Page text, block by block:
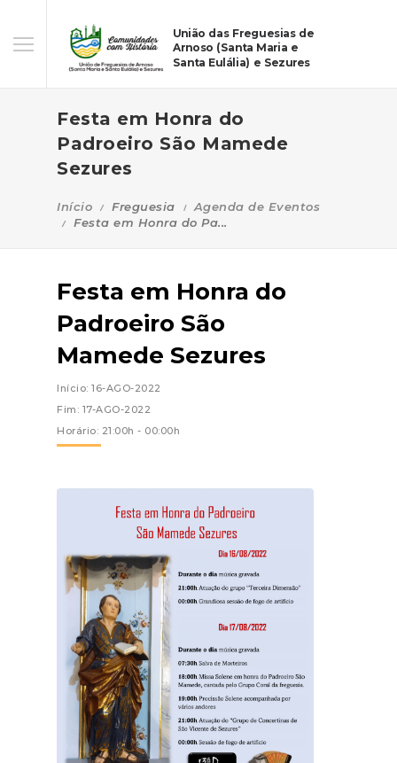
União das Freguesias de
Arnoso (Santa Maria e
Santa Eulália) e Sezures
Festa em Honra do
Padroeiro São Mamede
Sezures
Início Freguesia
Agenda de Eventos
Festa em Honra do Pa...
Festa em Honra do
Padroeiro São
Mamede Sezures
Início: 16-AGO-2022
Fim: 17-AGO-2022
Horário: 21:00h - 00:00h